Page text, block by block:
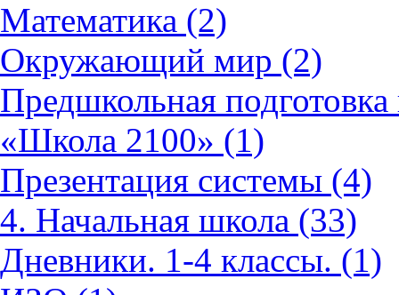
Математика (2)
Окружающий мир (2)
Предшкольная
«Школа 2100» (1)
Презентация системы (4)
4. Начальная школа (33)
Дневники. 1-4 классы. (1)